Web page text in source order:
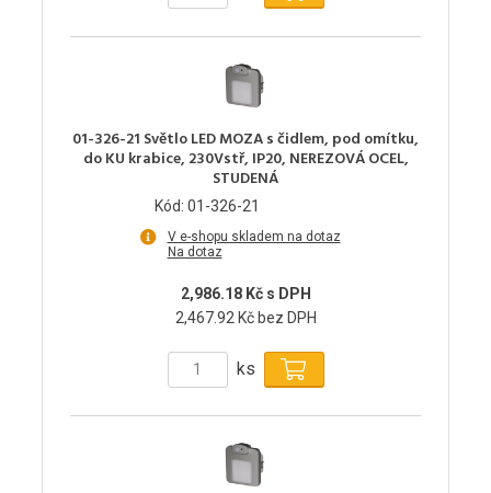
01-326-21 Světlo LED MOZA s čidlem, pod omítku,
do KU krabice, 230Vstř, IP20, NEREZOVÁ OCEL,
STUDENÁ
Kód: 01-326-21
V e-shopu skladem na dotaz
Na dotaz
2,986.18 Kč s DPH
2,467.92 Kč bez DPH
ks